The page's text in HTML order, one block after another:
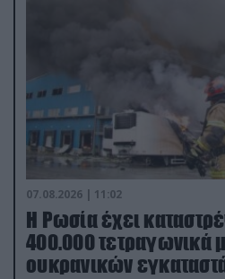
07.08.2026 | 11:02
Η Ρωσία έχει
400.000 τετραγωνικά
ουκρανικών